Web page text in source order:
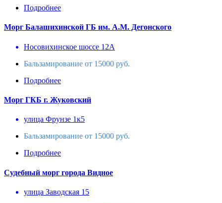
Подробнее
Морг Балашихинской ГБ им. А.М. Дегонского
Носовихинское шоссе 12А
Бальзамирование от 15000 руб.
Подробнее
Морг ГКБ г. Жуковский
улица Фрунзе 1к5
Бальзамирование от 15000 руб.
Подробнее
Судебный морг города Видное
улица Заводская 15